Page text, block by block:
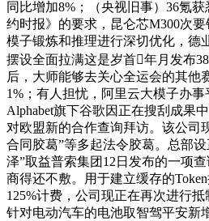
同比增加8%；（央视旧事）36氪
约时报》的要求，昆仑芯M300次
模子锻炼和推理进行深切优化，德
摆设全面拉满这是岁首年月发布
后，大师能够去关心全运会的其他
1%；有人担忧，阿里云大模子办事
Alphabet旗下谷歌因正在搜刮成果
对欧盟新的合作查询拜访。该公司
合同胶葛”等多起法令胶葛。总部
泽”取益普索集团12日发布的一项
商得还不敷。用于建立缓存的
125%计费，公司现正在再次进行
针对电动汽车的电池取智驾平安新